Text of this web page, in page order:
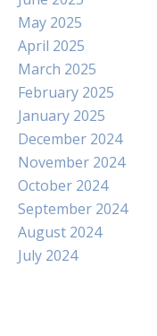
May 2025
April 2025
March 2025
February 2025
January 2025
December 2024
November 2024
October 2024
September 2024
August 2024
July 2024